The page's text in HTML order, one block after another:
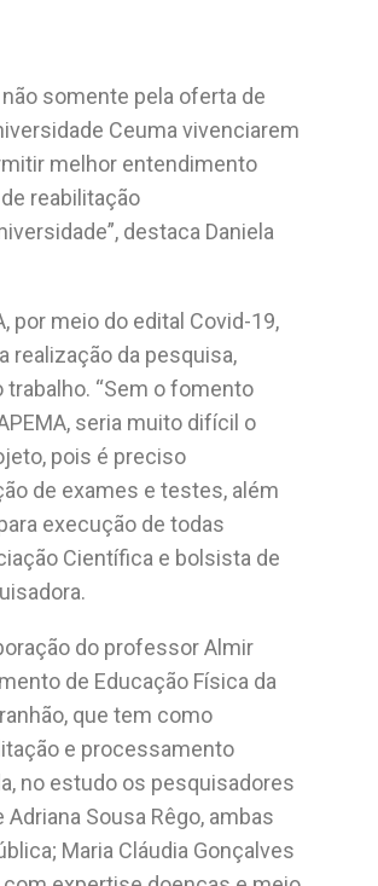
somente pela oferta de
Ceuma vivenciarem
melhor entendimento
reabilitação
destaca Daniela
por meio do edital Covid-19,
realização da pesquisa,
“Sem o fomento
seria muito difícil o
pois é preciso
de exames e testes, além
execução de todas
Científica e bolsista de
do professor Almir
de Educação Física da
que tem como
e processamento
no estudo os pesquisadores
Sousa Rêgo, ambas
Maria Cláudia Gonçalves